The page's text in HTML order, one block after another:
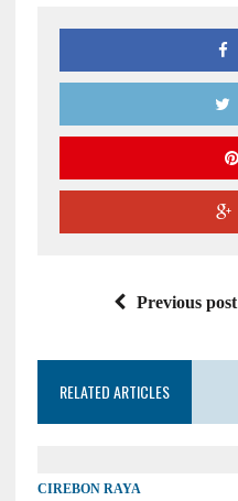
Previous post
RELATED ARTICLES
CIREBON RAYA